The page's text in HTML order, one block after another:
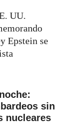
UU.
Epstein se
sin
nucleares